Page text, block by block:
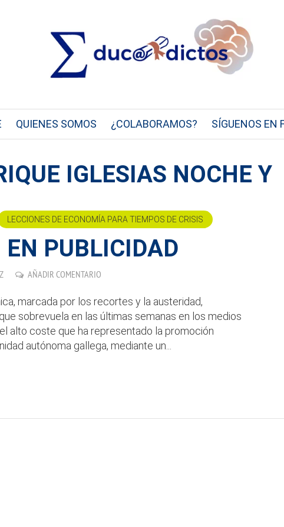
QUIENES SOMOS ¿COLABORAMOS? SÍGUENOS EN
IGLESIAS NOCHE Y
LECCIONES DE ECONOMÍA PARA TIEMPOS DE CRISIS
PUBLICIDAD
AÑADIR COMENTARIO
marcada por los recortes y la austeridad,
sobrevuela en las últimas semanas en los medios
alto coste que ha representado la promoción
autónoma gallega, mediante un...